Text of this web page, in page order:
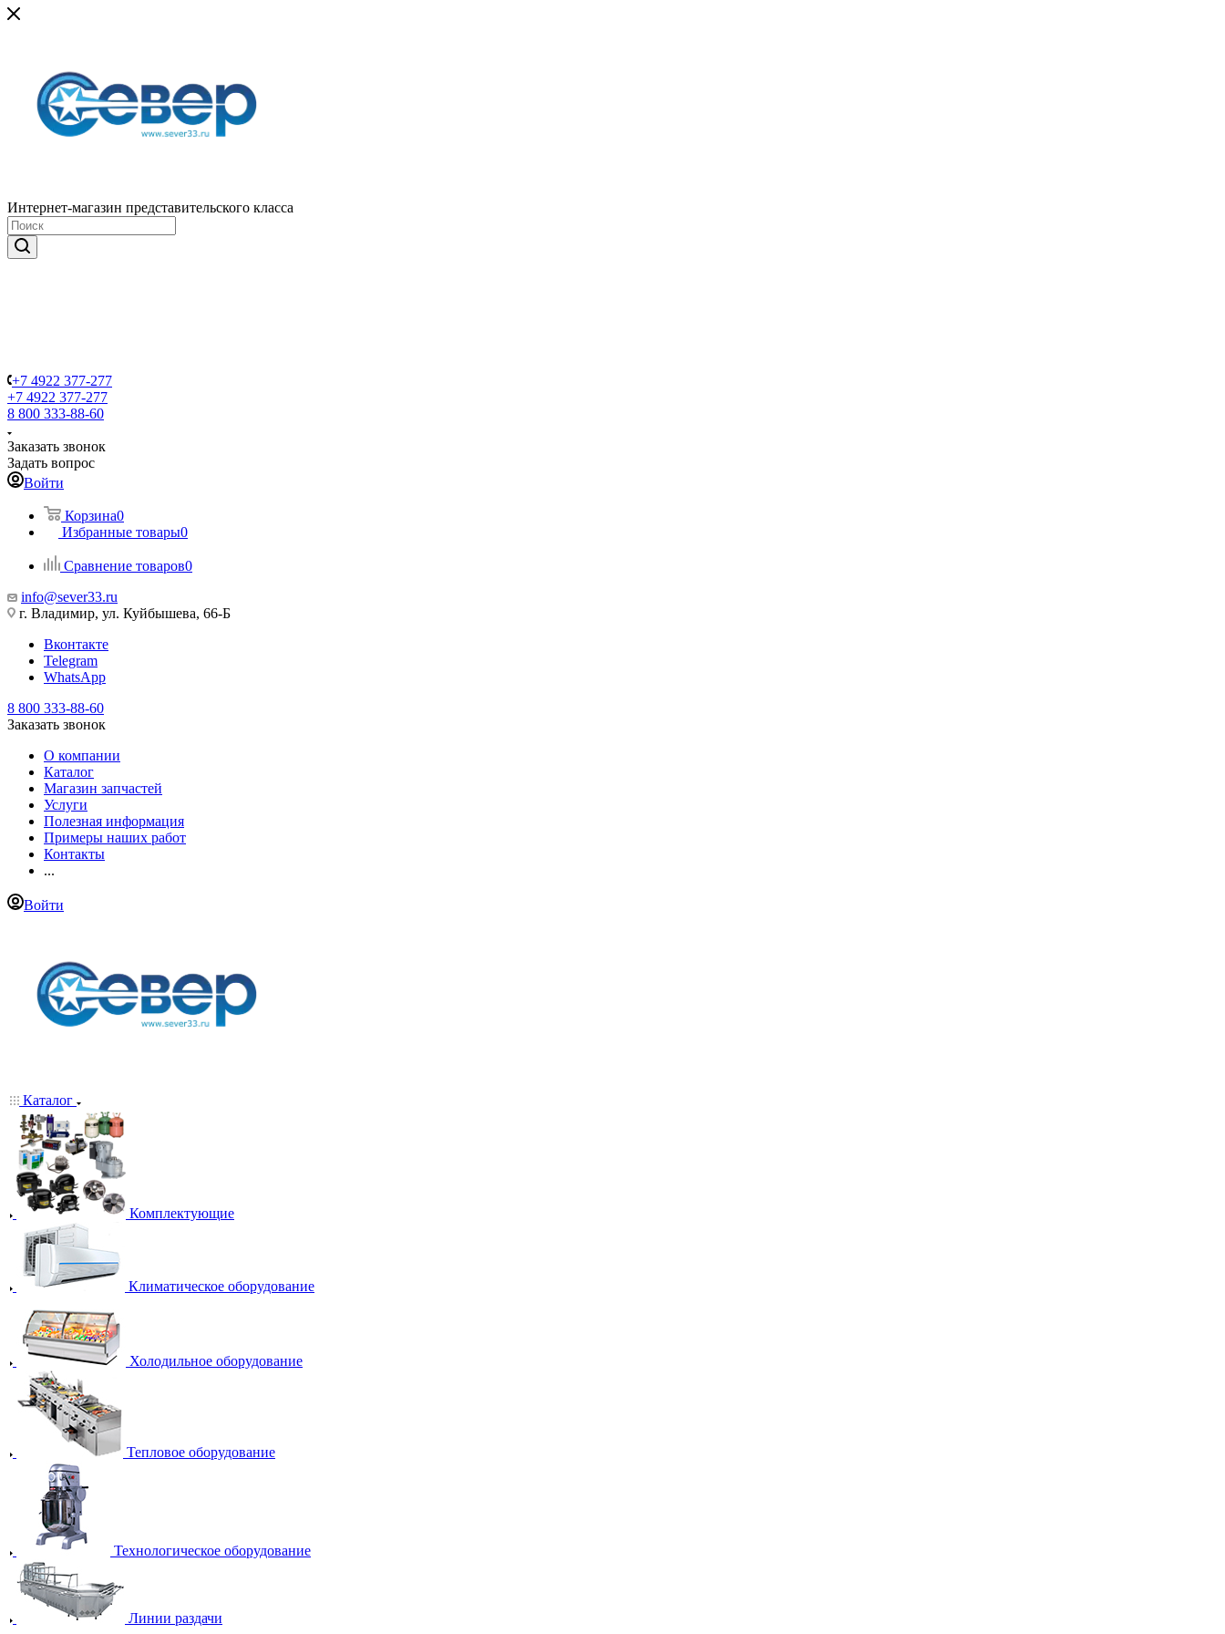
Интернет-магазин представительского класса
+7 4922 377-277
+7 4922 377-277
8 800 333-88-60
Заказать звонок
Задать вопрос
Войти
Корзина0
Избранные товары0
Сравнение товаров0
info@sever33.ru
г. Владимир, ул. Куйбышева, 66-Б
Вконтакте
Telegram
WhatsApp
8 800 333-88-60
Заказать звонок
О компании
Каталог
Магазин запчастей
Услуги
Полезная информация
Примеры наших работ
Контакты
...
Войти
Каталог
Комплектующие
Климатическое оборудование
Холодильное оборудование
Тепловое оборудование
Технологическое оборудование
Линии раздачи